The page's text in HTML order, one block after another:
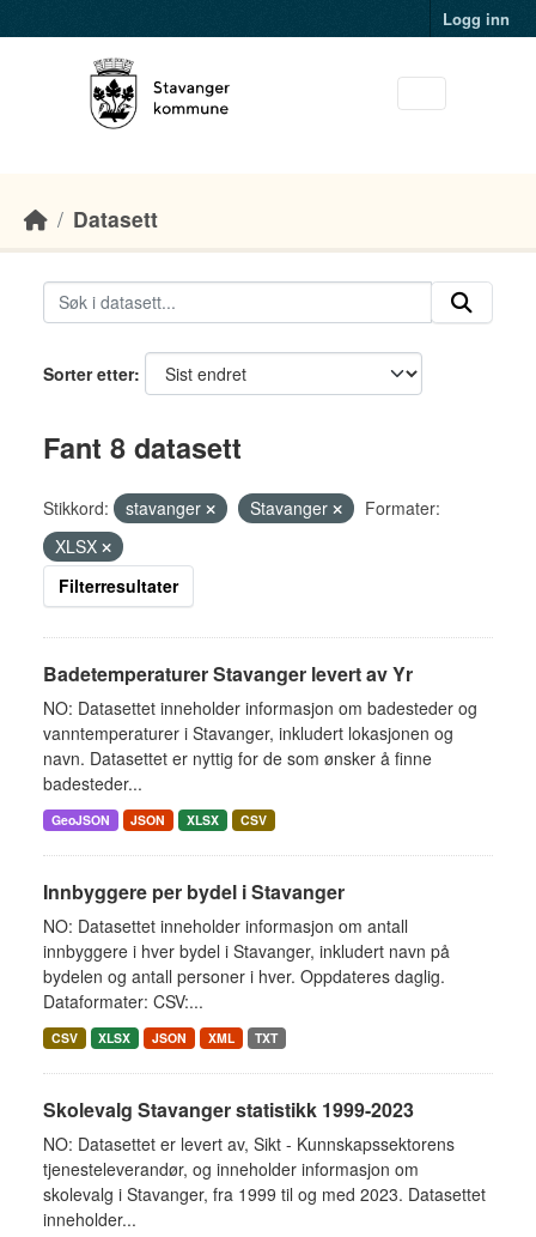
Logg inn
Datasett
Sorter etter
Fant 8 datasett
Stikkord: stavanger Stavanger
Formater:
XLSX
Filterresultater
Badetemperaturer Stavanger levert av Yr
NO: Datasettet inneholder informasjon om badesteder og
vanntemperaturer i Stavanger, inkludert lokasjonen og
navn. Datasettet er nyttig for de som ønsker å finne
badesteder...
GeoJSON JSON XLSX CSV
Innbyggere per bydel i Stavanger
NO: Datasettet inneholder informasjon om antall
innbyggere i hver bydel i Stavanger, inkludert navn på
bydelen og antall personer i hver. Oppdateres daglig.
Dataformater: CSV:...
CSV XLSX JSON XML TXT
Skolevalg Stavanger statistikk 1999-2023
NO: Datasettet er levert av, Sikt - Kunnskapssektorens
tjenesteleverandør, og inneholder informasjon om
skolevalg i Stavanger, fra 1999 til og med 2023. Datasettet
inneholder...